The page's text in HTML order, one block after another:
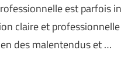
est parfois
claire et
des malentendus et …